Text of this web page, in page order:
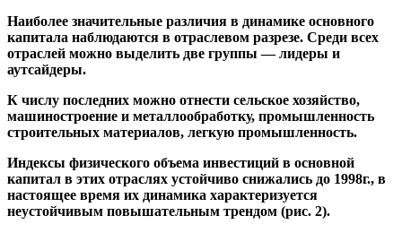
Наиболее значительные различия в динамике основного
капитала наблюдаются в отраслевом разрезе. Среди всех
отраслей можно выделить две группы — лидеры и
аутсайдеры.
К числу последних можно отнести сельское хозяйство,
машиностроение и металлообработку, промышленность
строительных материалов, легкую промышленность.
Индексы физического объема инвестиций в основной
капитал в этих отраслях устойчиво снижались до 1998г., в
настоящее время их динамика характеризуется
неустойчивым повышательным трендом (рис. 2).